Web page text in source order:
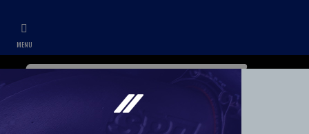
+55 11 99687-3840